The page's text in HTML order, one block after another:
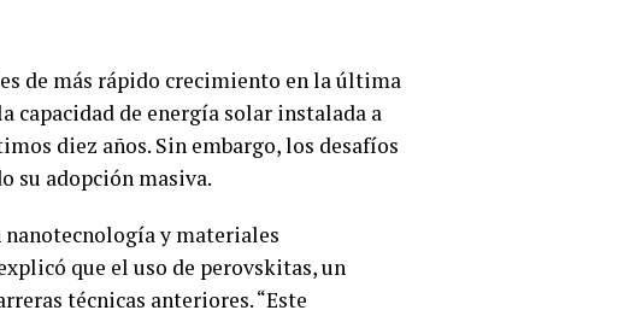
de más rápido crecimiento en la última
capacidad de energía solar instalada a
diez años. Sin embargo, los desafíos
su adopción masiva.
nanotecnología y materiales
que el uso de perovskitas, un
técnicas anteriores. “Este